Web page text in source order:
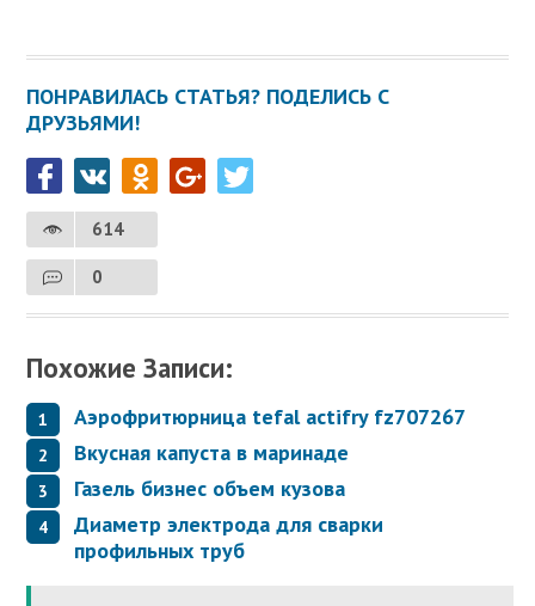
ПОНРАВИЛАСЬ СТАТЬЯ? ПОДЕЛИСЬ С
ДРУЗЬЯМИ!
614
0
Похожие Записи:
Аэрофритюрница tefal actifry fz707267
Вкусная капуста в маринаде
Газель бизнес объем кузова
Диаметр электрода для сварки
профильных труб